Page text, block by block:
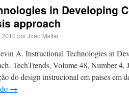
in Developing
approach
2010 porJoão Mattar
A. Instructional Technologies in
TechTrends, Volume 48, Number 4,
do design instrucional em países em
→